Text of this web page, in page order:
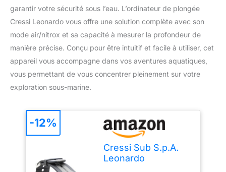
garantir votre sécurité sous l’eau. L’ordinateur de plongée
Cressi Leonardo vous offre une solution complète avec son
mode air/nitrox et sa capacité à mesurer la profondeur de
manière précise. Conçu pour être intuitif et facile à utiliser, cet
appareil vous accompagne dans vos aventures aquatiques,
vous permettant de vous concentrer pleinement sur votre
exploration sous-marine.
Cressi Sub S.p.A.
Leonardo
-12%